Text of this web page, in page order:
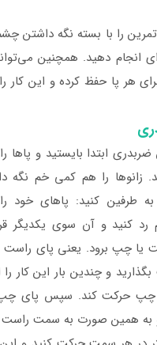
را با بسته نگه داشتن
انجام دهید. همچنین
ابتدا بایستید و پاها
زانوها را هم کمی خم نگه
طرفین کنید: پاهای خود
کنید و آن سوی یکدیگر
یا چپ برود. یعنی پای راست
و چندین بار این کار را
چپ حرکت کند. سپس پای چپ
به همین صورت به سمت راست